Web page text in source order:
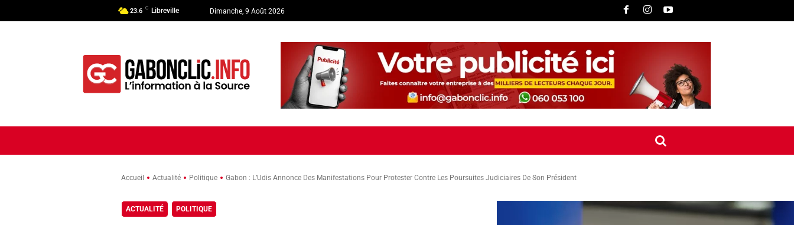
23.6 C Libreville Dimanche, 9 Août 2026
CONTACT
Accueil Actualité Politique Gabon : L’Udis Annonce Des Manifestations Pour Protester Contre Les Poursuites Judiciaires De Son Président
ACTUALITÉ POLITIQUE